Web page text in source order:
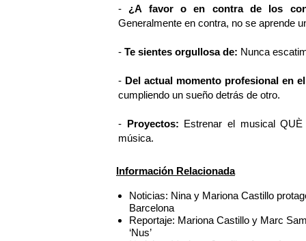
- ¿A favor o en contra de los
Generalmente en contra, no se aprende
- Te sientes orgullosa de: Nunca
- Del actual momento profesional en
cumpliendo un sueño detrás de otro.
- Proyectos: Estrenar el musical
música.
Información Relacionada
Noticias: Nina y Mariona Castillo
Barcelona
Reportaje: Mariona Castillo y Marc
‘Nus’